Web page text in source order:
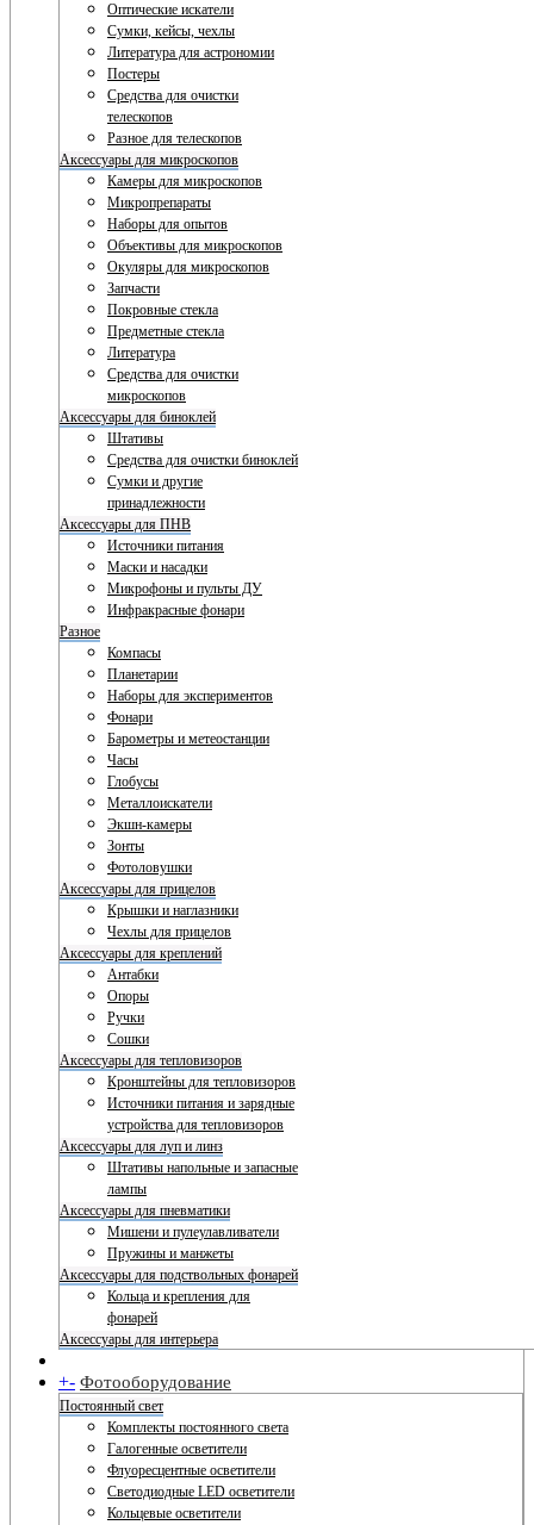
Оптические искатели
Сумки, кейсы, чехлы
Литература для астрономии
Постеры
Средства для очистки
телескопов
Разное для телескопов
Аксессуары для микроскопов
Камеры для микроскопов
Микропрепараты
Наборы для опытов
Объективы для микроскопов
Окуляры для микроскопов
Запчасти
Покровные стекла
Предметные стекла
Литература
Средства для очистки
микроскопов
Аксессуары для биноклей
Штативы
Средства для очистки биноклей
Сумки и другие
принадлежности
Аксессуары для ПНВ
Источники питания
Маски и насадки
Микрофоны и пульты ДУ
Инфракрасные фонари
Разное
Компасы
Планетарии
Наборы для экспериментов
Фонари
Барометры и метеостанции
Часы
Глобусы
Металлоискатели
Экшн-камеры
Зонты
Фотоловушки
Аксессуары для прицелов
Крышки и наглазники
Чехлы для прицелов
Аксессуары для креплений
Антабки
Опоры
Ручки
Сошки
Аксессуары для тепловизоров
Кронштейны для тепловизоров
Источники питания и зарядные
устройства для тепловизоров
Аксессуары для луп и линз
Штативы напольные и запасные
лампы
Аксессуары для пневматики
Мишени и пулеулавливатели
Пружины и манжеты
Аксессуары для подствольных фонарей
Кольца и крепления для
фонарей
Аксессуары для интерьера
+- Фотооборудование
Постоянный свет
Комплекты постоянного света
Галогенные осветители
Флуоресцентные осветители
Светодиодные LED осветители
Кольцевые осветители